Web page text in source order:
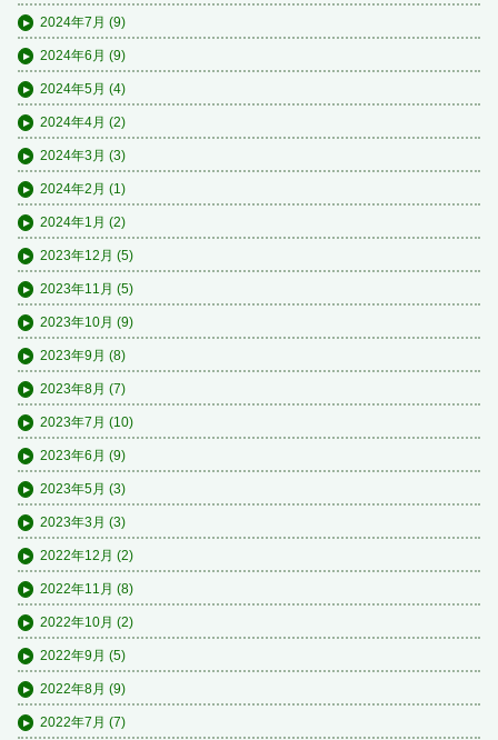
2024年7月 (9)
2024年6月 (9)
2024年5月 (4)
2024年4月 (2)
2024年3月 (3)
2024年2月 (1)
2024年1月 (2)
2023年12月 (5)
2023年11月 (5)
2023年10月 (9)
2023年9月 (8)
2023年8月 (7)
2023年7月 (10)
2023年6月 (9)
2023年5月 (3)
2023年3月 (3)
2022年12月 (2)
2022年11月 (8)
2022年10月 (2)
2022年9月 (5)
2022年8月 (9)
2022年7月 (7)